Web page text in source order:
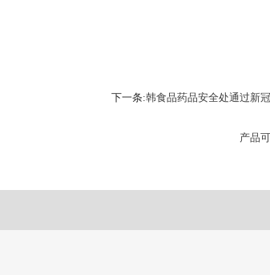
下一条:韩食品药品安全处通过新
产品